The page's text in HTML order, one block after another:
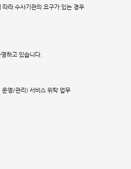
라 수사기관의 요구가 있는 경우
하고 있습니다.
영/관리) 서비스 위탁 업무